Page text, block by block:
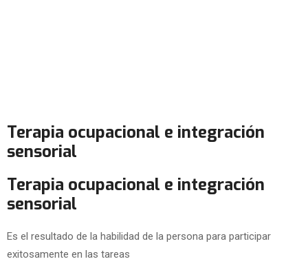
Terapia ocupacional e integración
sensorial
Terapia ocupacional e integración
sensorial
Es el resultado de la habilidad de la persona para participar
exitosamente en las tareas